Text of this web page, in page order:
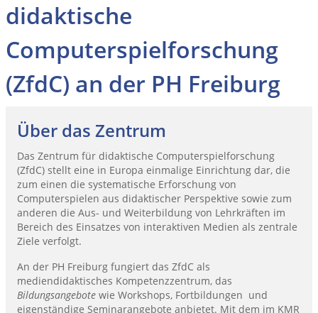
didaktische
Computerspielforschung
(ZfdC) an der PH Freiburg
Über das Zentrum
Das Zentrum für didaktische Computerspielforschung
(ZfdC) stellt eine in Europa einmalige Einrichtung dar, die
zum einen die systematische Erforschung von
Computerspielen aus didaktischer Perspektive sowie zum
anderen die Aus- und Weiterbildung von Lehrkräften im
Bereich des Einsatzes von interaktiven Medien als zentrale
Ziele verfolgt.
An der PH Freiburg fungiert das ZfdC als
mediendidaktisches Kompetenzzentrum, das
Bildungsangebote wie Workshops, Fortbildungen und
eigenständige Seminarangebote anbietet. Mit dem im KMR